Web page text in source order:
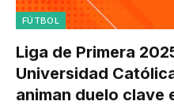
FÚTBOL
Liga de Primera
Universidad
animan duelo clave